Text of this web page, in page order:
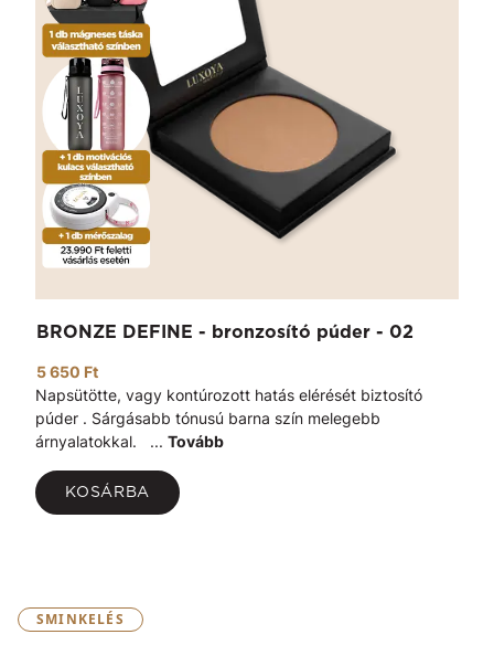
BRONZE DEFINE - bronzosító púder - 02
5 650 Ft
Napsütötte, vagy kontúrozott hatás elérését biztosító
púder . Sárgásabb tónusú barna szín melegebb
árnyalatokkal. ... Tovább
KOSÁRBA
SMINKELÉS